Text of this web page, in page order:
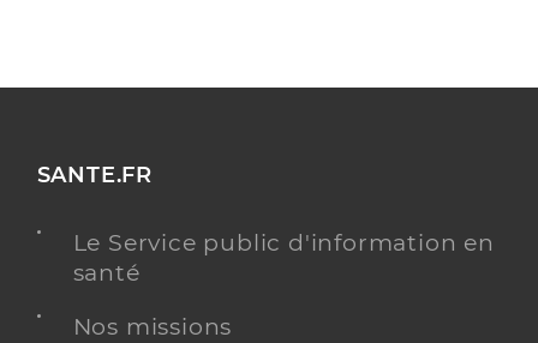
SANTE.FR
Le Service public d'information en
santé
Nos missions